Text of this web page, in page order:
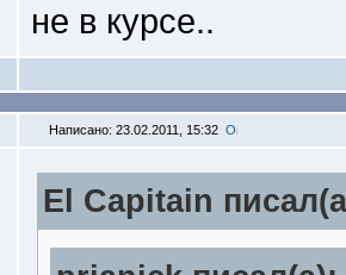
не в курсе..
Написано: 23.02.2011, 15:32
El Capitain